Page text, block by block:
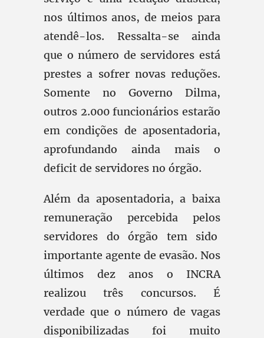
nos últimos anos, de meios para
atendê-los. Ressalta-se ainda
que o número de servidores está
prestes a sofrer novas reduções.
Somente no Governo Dilma,
outros 2.000 funcionários estarão
em condições de aposentadoria,
aprofundando ainda mais o
deficit de servidores no órgão.
Além da aposentadoria, a baixa
remuneração percebida pelos
servidores do órgão tem sido
importante agente de evasão. Nos
últimos dez anos o INCRA
realizou três concursos. É
verdade que o número de vagas
disponibilizadas foi muito